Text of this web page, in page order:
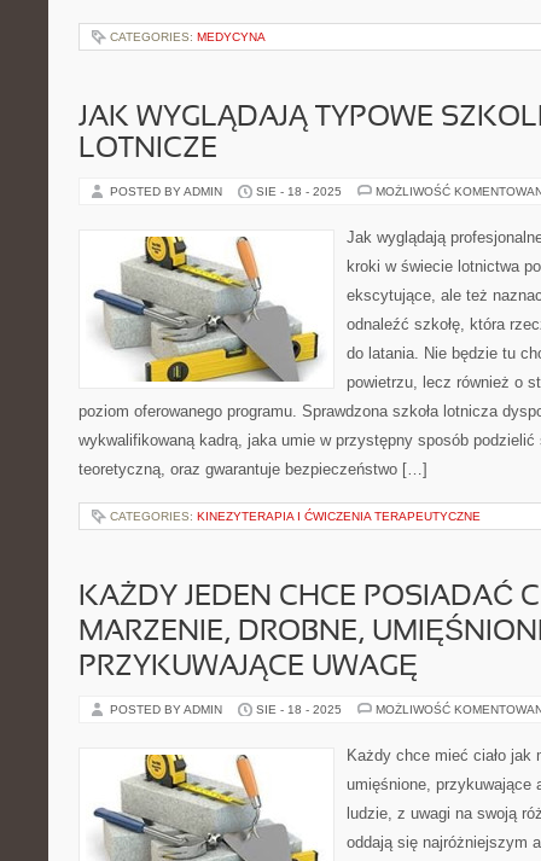
CATEGORIES: MEDYCYNA
JAK WYGLĄDAJĄ TYPOWE
LOTNICZE
POSTED BY ADMIN SIE - 18 - 2025 MOŻLIWOŚĆ
Jak wyglądają
kroki w świecie lotnictwa
ekscytujące, ale też
odnaleźć szkołę, która
do latania. Nie będzie tu
powietrzu, lecz również o
poziom oferowanego programu. Sprawdzona szkoła lotnicza
wykwalifikowaną kadrą, jaka umie w przystępny sposób
teoretyczną, oraz gwarantuje bezpieczeństwo […]
CATEGORIES: KINEZYTERAPIA I ĆWICZENIA TERAPEUTYCZNE
KAŻDY JEDEN CHCE POSIADAĆ
MARZENIE, DROBNE,
PRZYKUWAJĄCE UWAGĘ
POSTED BY ADMIN SIE - 18 - 2025 MOŻLIWOŚĆ
Każdy chce mieć ciało jak
umięśnione, przykuwające
ludzie, z uwagi na swoją
oddają się najróżniejszym